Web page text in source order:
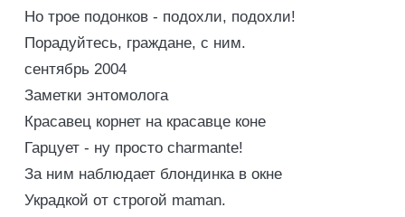
Но трое подонков - подохли, подохли!
Порадуйтесь, граждане, с ним.
сентябрь 2004
Заметки энтомолога
Красавец корнет на красавце коне
Гарцует - ну просто charmante!
За ним наблюдает блондинка в окне
Украдкой от строгой maman.